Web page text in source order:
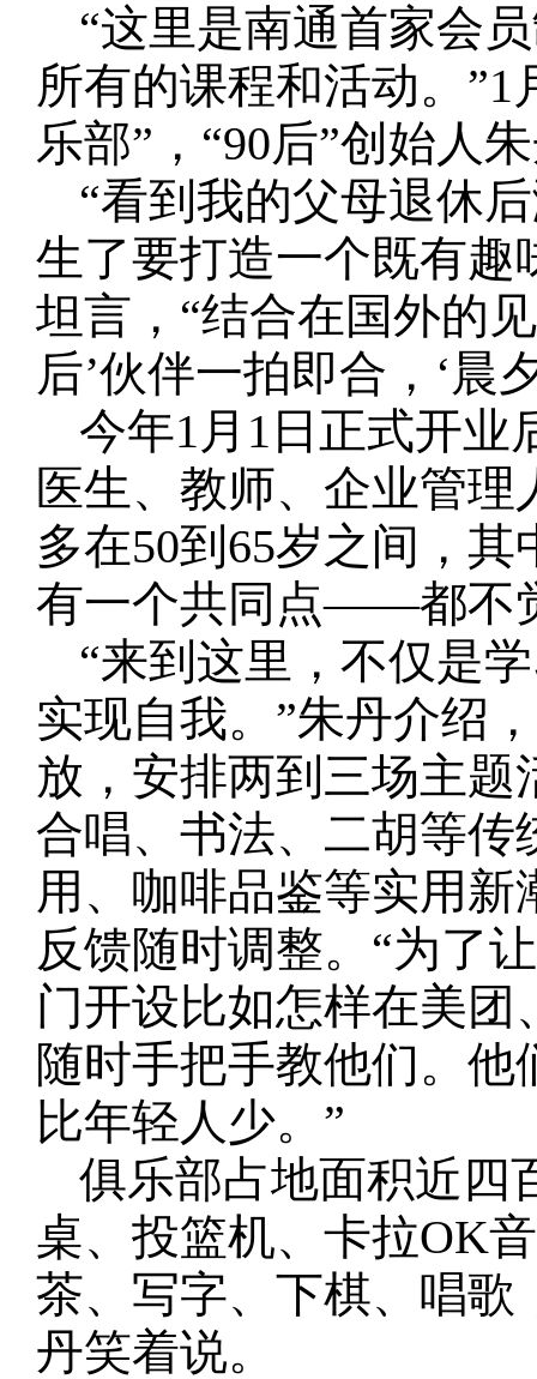
“这里是南通首家会
所有的课程和活动。
乐部”，“90后”创始人
“看到我的父母退休
生了要打造一个既有趣
坦言，“结合在国外的
后’伙伴一拍即合，‘晨
今年1月1日正式开业
医生、教师、企业管
多在50到65岁之间，
有一个共同点——都不
“来到这里，不仅是
实现自我。”朱丹介绍
放，安排两到三场主
合唱、书法、二胡等
用、咖啡品鉴等实用
反馈随时调整。“为了
门开设比如怎样在美
随时手把手教他们。
比年轻人少。”
俱乐部占地面积近四
桌、投篮机、卡拉OK
茶、写字、下棋、唱歌
丹笑着说。